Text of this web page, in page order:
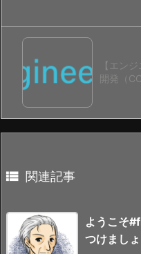
【エン
開発（
 関連記事
ようこそ
つけましょ